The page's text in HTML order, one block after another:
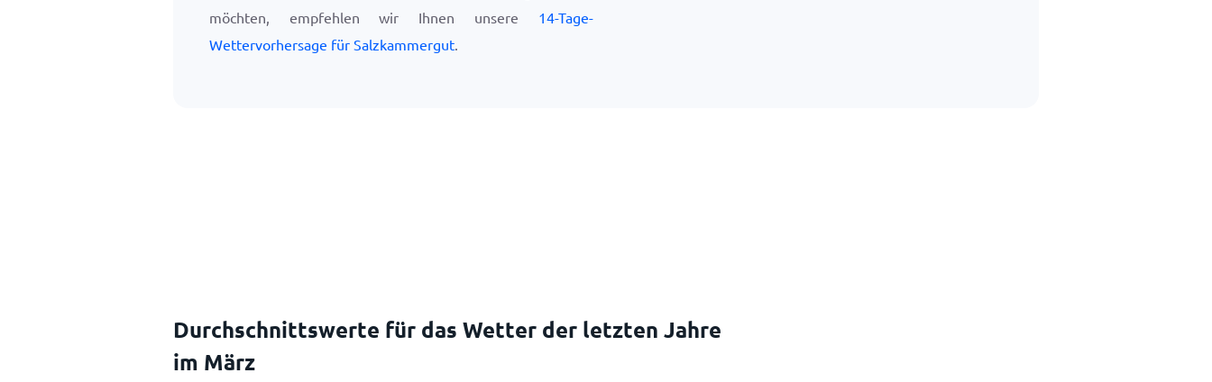
möchten, empfehlen wir Ihnen unsere 14-Tage-
Wettervorhersage für Salzkammergut.
Durchschnittswerte für das Wetter der letzten Jahre
im März